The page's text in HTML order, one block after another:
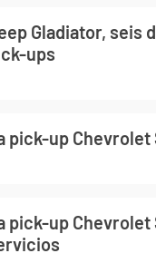
Gladiator, seis
ups
pick-up Chevrolet
pick-up